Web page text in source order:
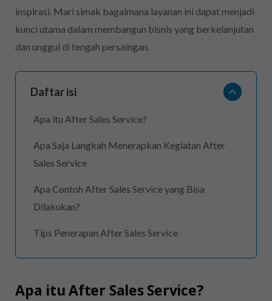
inspirasi. Mari simak bagaimana layanan ini dapat menjadi
kunci utama dalam membangun bisnis yang berkelanjutan
dan unggul di tengah persaingan.
Daftar isi
Apa itu After Sales Service?
Apa Saja Langkah Menerapkan Kegiatan After
Sales Service
Apa Contoh After Sales Service yang Bisa
Dilakukan?
Tips Penerapan After Sales Service
Apa itu After Sales Service?